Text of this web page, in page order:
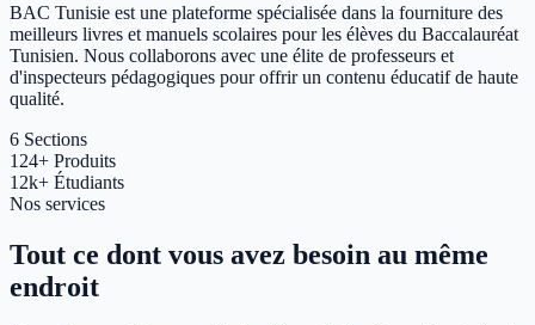
BAC Tunisie est une plateforme spécialisée dans la fourniture des
meilleurs livres et manuels scolaires pour les élèves du Baccalauréat
Tunisien. Nous collaborons avec une élite de professeurs et
d'inspecteurs pédagogiques pour offrir un contenu éducatif de haute
qualité.
6 Sections
124+ Produits
12k+ Étudiants
Nos services
Tout ce dont vous avez besoin au même
endroit